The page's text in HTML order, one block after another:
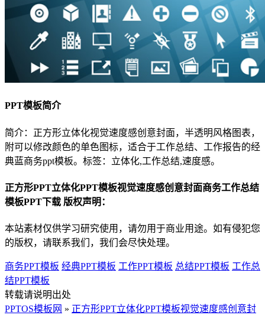
PPT模板简介
简介：正方形立体化视觉速度感创意封面，半透明风格图表，
附可以修改颜色的单色图标，适合于工作总结、工作报告的经
典蓝商务ppt模板。标签：立体化,工作总结,速度感。
正方形PPT立体化PPT模板视觉速度感创意封面商务工作总结
模板PPT下载 版权声明：
本站素材仅供学习研究使用，请勿用于商业用途。如有侵犯您
的版权，请联系我们，我们会尽快处理。
商务PPT模板 经典PPT模板 工作PPT模板 总结PPT模板 工作总
结PPT模板
转载请说明出处
PPTOS模板网 » 正方形PPT立体化PPT模板视觉速度感创意封